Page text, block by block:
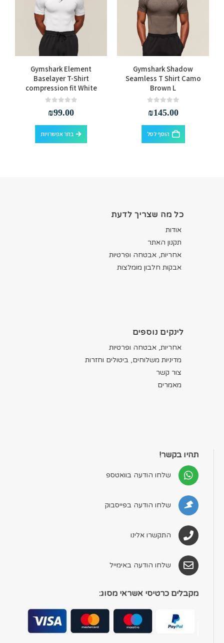
Gymshark Shadow
Seamless T Shirt Camo
Brown L
₪145.00
הוסף לסל
למוצר זה יש מספר סוגים. ניתן לבחור את האפשרויות בעמוד המוצר
Gymshark Element
Baselayer T-Shirt
compression fit White
₪99.00
בחר אפשרויות
למוצר זה יש מספר סוגים. ניתן לבחור את האפשרויות בעמוד המוצר
כל מה שצריך לדעת
אודות
תקנון האתר
אחריות, אבטחה ופרטיות
אבקות חלבון מומלצות
לינקים נוספים
אחריות, אבטחה ופרטיות
מדיניות משלוחים, ביטולים וחזרות
צור קשר
מאמרים
תהיו בקשר!
שלחו הודעה בוואטספ
שלחו הודעה בפייסבוק
התקשרו אלינו
שלחו הודעה באימייל
מקבלים כרטיסי אשראי מסוג: